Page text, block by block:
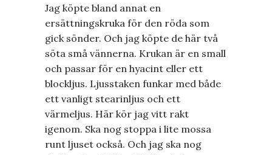
Jag köpte bland annat en
ersättningskruka för den röda som
gick sönder. Och jag köpte de här två
söta små vännerna. Krukan är en small
och passar för en hyacint eller ett
blockljus. Ljusstaken funkar med både
ett vanligt stearinljus och ett
värmeljus. Här kör jag vitt rakt
igenom. Ska nog stoppa i lite mossa
runt ljuset också. Och jag ska nog